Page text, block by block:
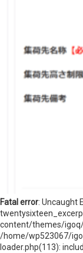
取材の
Fatal error: Uncaught
content/themes/
/home/wp523067/
loader.php(113):